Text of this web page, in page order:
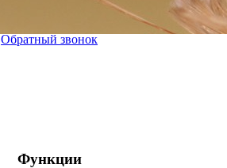
Обратный звонок
Функции